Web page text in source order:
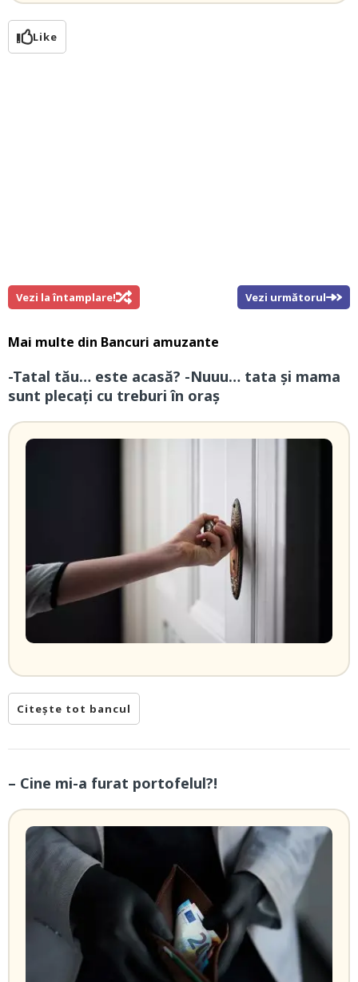
Like
Vezi la întamplare! Vezi următorul
Mai multe din Bancuri amuzante
-Tatal tău… este acasă? -Nuuu… tata și mama
sunt plecați cu treburi în oraș
Citește tot bancul
– Cine mi-a furat portofelul?!